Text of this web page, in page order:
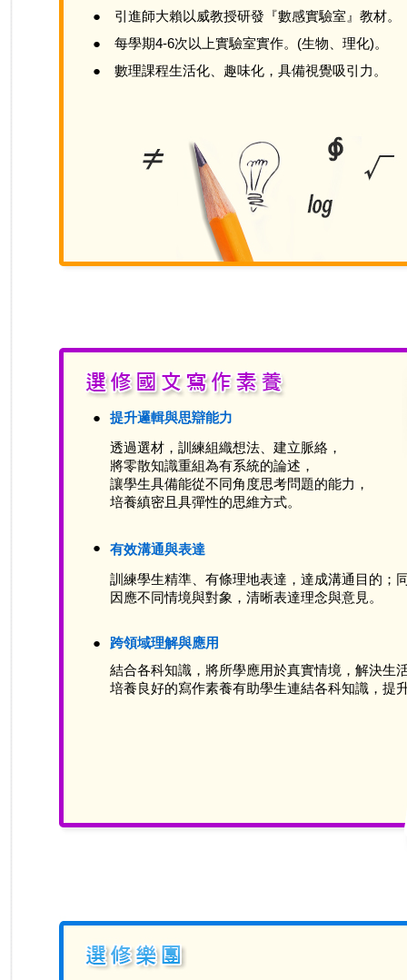
●
引進師大賴以威教授研發『數感實驗室』教材。
●
每學期4-6次以上實驗室實作。(生物、理化)。
●
數理課程生活化、趣味化，具備視覺吸引力。
● 提升邏輯與思辯能力
透過選材，訓練組織想法、建立脈絡，
將零散知識重組為有系統的論述，
讓學生具備能從不同角度思考問題的能力，
培養縝密且具彈性的思維方式。
● 有效溝通與表達
訓練學生精準、有條理地表達，達成溝通目的；
因應不同情境與對象，清晰表達理念與意見。
●
跨領域理解與應用
結合各科知識，將所學應用於真實情境，解決生
培養良好的寫作素養有助學生連結各科知識，提